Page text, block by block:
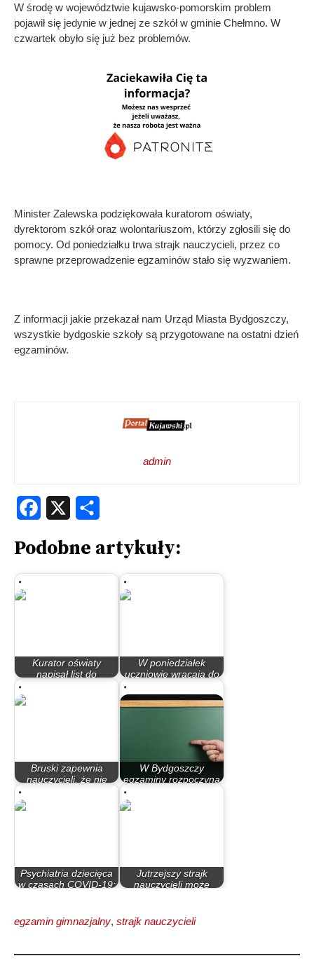
W środę w województwie kujawsko-pomorskim problem
pojawił się jedynie w jednej ze szkół w gminie Chełmno. W
czwartek obyło się już bez problemów.
Minister Zalewska podziękowała kuratorom oświaty,
dyrektorom szkół oraz wolontariuszom, którzy zgłosili się do
pomocy. Od poniedziałku trwa strajk nauczycieli, przez co
sprawne przeprowadzenie egzaminów stało się wyzwaniem.
Z informacji jakie przekazał nam Urząd Miasta Bydgoszczy,
wszystkie bydgoskie szkoły są przygotowane na ostatni dzień
egzaminów.
admin
Facebook
Podobne artykuły:
Kurator oświaty
napisał list do
W poniedziałek
uczniowie wracają do
Bruski zapewnia
nauczycieli, że nie
W Bydgoszczy
egzaminy rozpoczyna
Psychiatria dziecięca
w czasach COVID-19:
Jutrzejszy strajk
nauczycieli może
egzamin gimnazjalny, strajk nauczycieli